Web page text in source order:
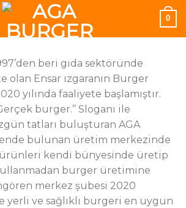
0
beri gıda sektöründe
olan Ensar ızgaranın Burger
yılında faaliyete başlamıştır.
burger.’’ Sloganı ile
tatları buluşturan AGA
bulunan üretim merkezinde
kendi bünyesinde üretip
burger üretimine
merkez şubesi 2020
yerli ve sağlıklı burgeri en uygun